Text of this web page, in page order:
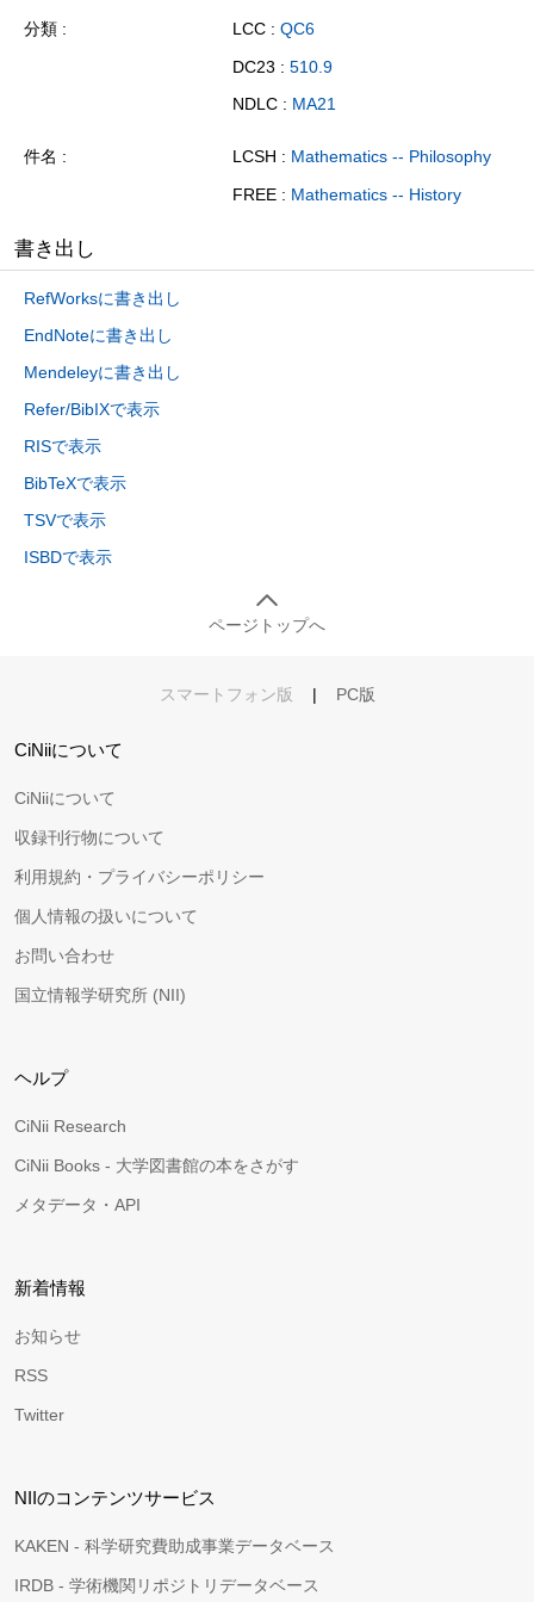
分類 LCC : QC6
DC23 : 510.9
NDLC : MA21
件名 LCSH : Mathematics -- Philosophy
FREE : Mathematics -- History
書き出し
RefWorksに書き出し
EndNoteに書き出し
Mendeleyに書き出し
Refer/BibIXで表示
RISで表示
BibTeXで表示
TSVで表示
ISBDで表示
ページトップへ
スマートフォン版 | PC版
CiNiiについて
CiNiiについて
収録刊行物について
利用規約・プライバシーポリシー
個人情報の扱いについて
お問い合わせ
国立情報学研究所 (NII)
ヘルプ
CiNii Research
CiNii Books - 大学図書館の本をさがす
メタデータ・API
新着情報
お知らせ
RSS
Twitter
NIIのコンテンツサービス
KAKEN - 科学研究費助成事業データベース
IRDB - 学術機関リポジトリデータベース